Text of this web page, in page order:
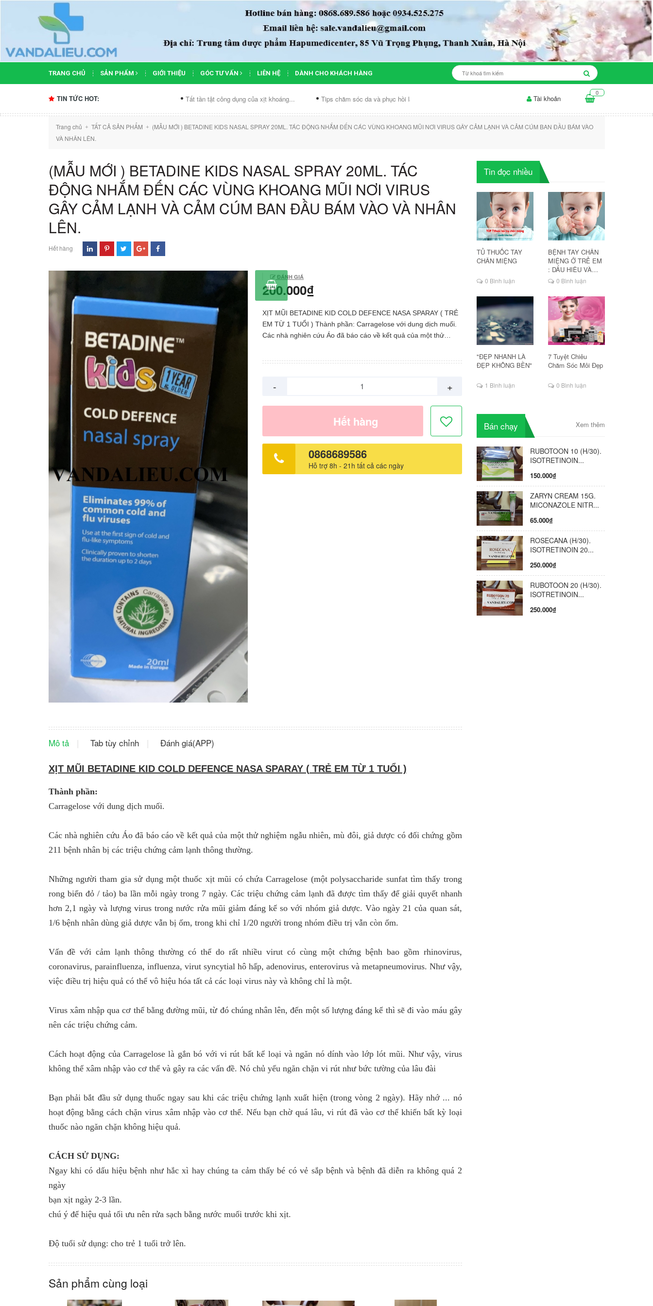
TRANG CHỦ SẢN PHẨM GIỚI THIỆU GÓC TƯ VẤN LIÊN HỆ DÀNH CHO KHÁCH HÀNG
TIN TỨC HOT: Tất tần tật công dụng của xịt khoáng... Tips chăm sóc da và phục hồi làn... Chế độ ăn cho da mụn: những điều... Thời gian để sản phẩm làm trắng da...
0
Tài khoản
Trang chủ + TẤT CẢ SẢN PHẨM +
(MẪU MỚI ) BETADINE KIDS NASAL SPRAY 20ML. TÁC ĐỘNG NHẮM ĐẾN CÁC VÙNG KHOANG MŨI NƠI VIRUS GÂY CẢM LẠNH VÀ CẢM CÚM BAN ĐẦU BÁM VÀO
VÀ NHÂN LÊN.
(MẪU MỚI ) BETADINE KIDS NASAL SPRAY 20ML. TÁC
ĐỘNG NHẮM ĐẾN CÁC VÙNG KHOANG MŨI NƠI VIRUS
GÂY CẢM LẠNH VÀ CẢM CÚM BAN ĐẦU BÁM VÀO VÀ NHÂN
LÊN.
Hết hàng
ĐÁNH GIÁ
200.000₫
XỊT MŨI BETADINE KID COLD DEFENCE NASA SPARAY ( TRẺ
EM TỪ 1 TUỔI ) Thành phần: Carragelose với dung dịch muối.
Các nhà nghiên cứu Áo đã báo cáo về kết quả của một thử
lần mỗi ngày trong 7 ngày. Các triệu chứng cảm lạnh đã được
của quan sát, 1/6 bệnh nhân dùng giả dược vẫn bị ốm, trong khi
chỉ 1/20 người trong nhóm điều trị vẫn còn ốm. Vấn đề với cảm
lạnh thông thường có thể do rất nhiều virut có cùng một chứng
bệnh bao gồm rhinovirus, coronavirus, parainfluenza, influenza,
virut syncytial hô hấp, adenovirus, enterovirus và
- +
Hết hàng
0868689586
Hỗ trợ 8h - 21h tất cả các ngày
Mô tả Tab tùy chỉnh Đánh giá(APP)
XỊT MŨI BETADINE KID COLD DEFENCE NASA SPARAY ( TRẺ EM TỪ 1 TUỔI )
Thành phần:
Carragelose với dung dịch muối.
Các nhà nghiên cứu Áo đã báo cáo về kết quả của một thử nghiệm ngẫu nhiên, mù đôi, giả dược có đối chứng gồm
211 bệnh nhân bị các triệu chứng cảm lạnh thông thường.
Những người tham gia sử dụng một thuốc xịt mũi có chứa Carragelose (một polysaccharide sunfat tìm thấy trong
rong biển đỏ / tảo) ba lần mỗi ngày trong 7 ngày. Các triệu chứng cảm lạnh đã được tìm thấy để giải quyết nhanh
hơn 2,1 ngày và lượng virus trong nước rửa mũi giảm đáng kể so với nhóm giả dược. Vào ngày 21 của quan sát,
1/6 bệnh nhân dùng giả dược vẫn bị ốm, trong khi chỉ 1/20 người trong nhóm điều trị vẫn còn ốm.
Vấn đề với cảm lạnh thông thường có thể do rất nhiều virut có cùng một chứng bệnh bao gồm rhinovirus,
coronavirus, parainfluenza, influenza, virut syncytial hô hấp, adenovirus, enterovirus và metapneumovirus. Như vậy,
việc điều trị hiệu quả có thể vô hiệu hóa tất cả các loại virus này và không chỉ là một.
Virus xâm nhập qua cơ thể bằng đường mũi, từ đó chúng nhân lên, đến một số lượng đáng kể thì sẽ đi vào máu gây
nên các triệu chứng cảm.
Cách hoạt động của Carragelose là gắn bó với vi rút bất kể loại và ngăn nó dính vào lớp lót mũi. Như vậy, virus
không thể xâm nhập vào cơ thể và gây ra các vấn đề. Nó chủ yếu ngăn chặn vi rút như bức tường của lâu đài
Bạn phải bắt đầu sử dụng thuốc ngay sau khi các triệu chứng lạnh xuất hiện (trong vòng 2 ngày). Hãy nhớ ... nó
hoạt động bằng cách chặn virus xâm nhập vào cơ thể. Nếu bạn chờ quá lâu, vi rút đã vào cơ thể khiến bất kỳ loại
thuốc nào ngăn chặn không hiệu quả.
CÁCH SỬ DỤNG:
Ngay khi có dấu hiệu bệnh như hắc xì hay chúng ta cảm thấy bé có vẻ sắp bệnh và bệnh đã diễn ra không quá 2
ngày
bạn xịt ngày 2-3 lần.
chú ý để hiệu quả tối ưu nên rửa sạch bằng nước muối trước khi xịt.
Độ tuổi sử dụng: cho trẻ 1 tuổi trở lên.
Sản phẩm cùng loại
Tin đọc nhiều
TỦ THUỐC TAY
CHÂN MIỆNG
0 Bình luận
BỆNH TAY CHÂN
MIỆNG Ở TRẺ EM
: DẤU HIỆU VÀ
CÁCH ĐIỀU TRỊ
0 Bình luận
"ĐẸP NHANH LÀ
ĐẸP KHÔNG BỀN"
1 Bình luận
7 Tuyệt Chiêu
Chăm Sóc Môi Đẹp
0 Bình luận
Bán chạy Xem thêm
RUBOTOON 10 (H/30).
ISOTRETINOIN...
150.000₫
ZARYN CREAM 15G.
MICONAZOLE NITR...
65.000₫
ROSECANA (H/30).
ISOTRETINOIN 20...
250.000₫
RUBOTOON 20 (H/30).
ISOTRETINOIN...
250.000₫